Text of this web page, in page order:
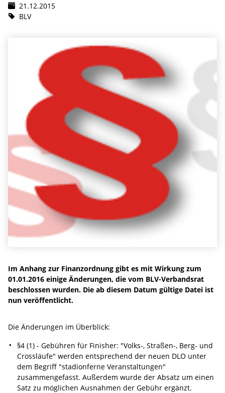
21.12.2015
BLV
Im Anhang zur Finanzordnung gibt es mit Wirkung zum
01.01.2016 einige Änderungen, die vom BLV-Verbandsrat
beschlossen wurden. Die ab diesem Datum gültige Datei ist
nun veröffentlicht.
Die Änderungen im Überblick:
§4 (1) - Gebühren für Finisher: "Volks-, Straßen-, Berg- und
Crossläufe" werden entsprechend der neuen DLO unter
dem Begriff "stadionferne Veranstaltungen"
zusammengefasst. Außerdem wurde der Absatz um einen
Satz zu möglichen Ausnahmen der Gebühr ergänzt.